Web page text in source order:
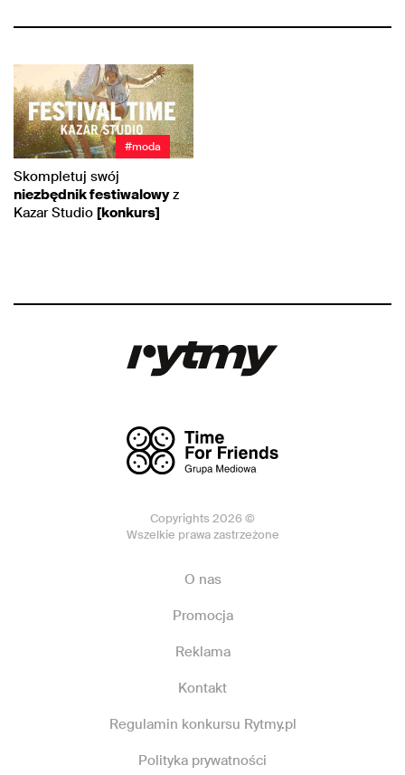
#moda
Skompletuj swój
niezbędnik festiwalowyz
Kazar Studio [konkurs]
Copyrights 2026 ©
Wszelkie prawa zastrzeżone
O nas
Promocja
Reklama
Kontakt
Regulamin konkursu Rytmy.pl
Polityka prywatności